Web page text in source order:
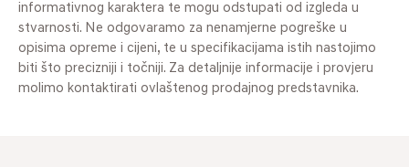
informativnog karaktera te mogu odstupati od izgleda u
stvarnosti. Ne odgovaramo za nenamjerne pogreške u
opisima opreme i cijeni, te u specifikacijama istih nastojimo
biti što precizniji i točniji. Za detaljnije informacije i provjeru
molimo kontaktirati ovlaštenog prodajnog predstavnika.